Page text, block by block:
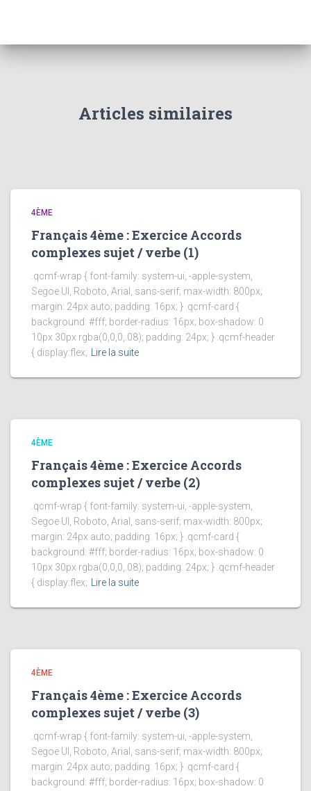
Articles similaires
4ÈME
Français 4ème : Exercice Accords
complexes sujet / verbe (1)
.qcmf-wrap { font-family: system-ui, -apple-system,
Segoe UI, Roboto, Arial, sans-serif; max-width: 800px;
margin: 24px auto; padding: 16px; } .qcmf-card {
background: #fff; border-radius: 16px; box-shadow: 0
10px 30px rgba(0,0,0,.08); padding: 24px; } .qcmf-header
{ display:flex; Lire la suite
4ÈME
Français 4ème : Exercice Accords
complexes sujet / verbe (2)
.qcmf-wrap { font-family: system-ui, -apple-system,
Segoe UI, Roboto, Arial, sans-serif; max-width: 800px;
margin: 24px auto; padding: 16px; } .qcmf-card {
background: #fff; border-radius: 16px; box-shadow: 0
10px 30px rgba(0,0,0,.08); padding: 24px; } .qcmf-header
{ display:flex; Lire la suite
4ÈME
Français 4ème : Exercice Accords
complexes sujet / verbe (3)
.qcmf-wrap { font-family: system-ui, -apple-system,
Segoe UI, Roboto, Arial, sans-serif; max-width: 800px;
margin: 24px auto; padding: 16px; } .qcmf-card {
background: #fff; border-radius: 16px; box-shadow: 0